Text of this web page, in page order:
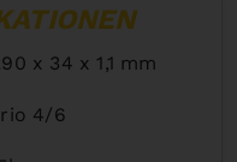
x 34 x 1,1 mm
4/6